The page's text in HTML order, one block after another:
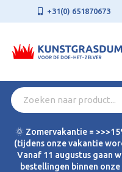
+31(0) 651870673
🌞 Zomervakantie =
(tijdens onze vakantie
Vanaf 11 augustus gaan
bestellingen binnen